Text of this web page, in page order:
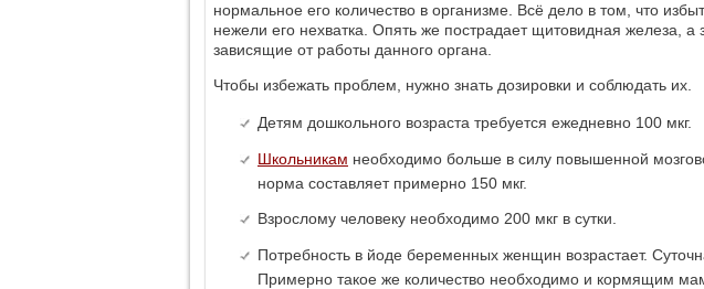
нормальное его количество в организме. Всё дело в том, что
нежели его нехватка. Опять же пострадает щитовидная железа, а
зависящие от работы данного органа.
Чтобы избежать проблем, нужно знать дозировки и соблюдать их.
Детям дошкольного возраста требуется ежедневно 100 мкг.
Школьникам необходимо больше в силу повышенной
норма составляет примерно 150 мкг.
Взрослому человеку необходимо 200 мкг в сутки.
Потребность в йоде беременных женщин возрастает.
Примерно такое же количество необходимо и кормящим